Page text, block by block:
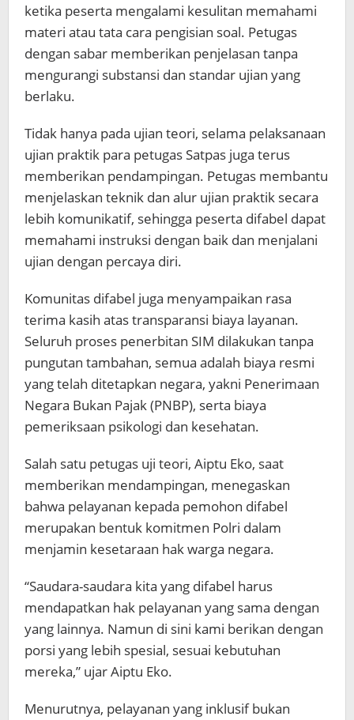
ketika peserta mengalami kesulitan memahami
materi atau tata cara pengisian soal. Petugas
dengan sabar memberikan penjelasan tanpa
mengurangi substansi dan standar ujian yang
berlaku.
Tidak hanya pada ujian teori, selama pelaksanaan
ujian praktik para petugas Satpas juga terus
memberikan pendampingan. Petugas membantu
menjelaskan teknik dan alur ujian praktik secara
lebih komunikatif, sehingga peserta difabel dapat
memahami instruksi dengan baik dan menjalani
ujian dengan percaya diri.
Komunitas difabel juga menyampaikan rasa
terima kasih atas transparansi biaya layanan.
Seluruh proses penerbitan SIM dilakukan tanpa
pungutan tambahan, semua adalah biaya resmi
yang telah ditetapkan negara, yakni Penerimaan
Negara Bukan Pajak (PNBP), serta biaya
pemeriksaan psikologi dan kesehatan.
Salah satu petugas uji teori, Aiptu Eko, saat
memberikan mendampingan, menegaskan
bahwa pelayanan kepada pemohon difabel
merupakan bentuk komitmen Polri dalam
menjamin kesetaraan hak warga negara.
“Saudara-saudara kita yang difabel harus
mendapatkan hak pelayanan yang sama dengan
yang lainnya. Namun di sini kami berikan dengan
porsi yang lebih spesial, sesuai kebutuhan
mereka,” ujar Aiptu Eko.
Menurutnya, pelayanan yang inklusif bukan